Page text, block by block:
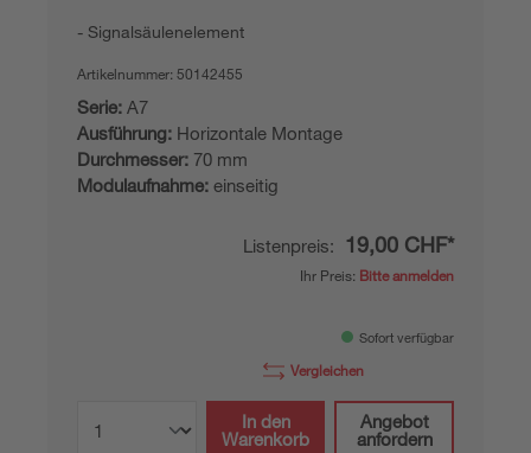
Signalsäulenelement
Artikelnummer: 50142455
Serie: A7
Ausführung: Horizontale Montage
Durchmesser: 70 mm
Modulaufnahme: einseitig
Listenpreis: 19,00 CHF*
Ihr Preis: Bitte anmelden
Sofort verfügbar
Vergleichen
In den
Warenkorb
Angebot
anfordern